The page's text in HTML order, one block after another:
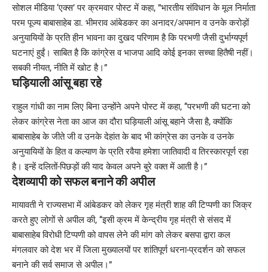
सोशल मीडिया ‘एक्स’ पर क्रमवार पोस्ट में कहा, ”भारतीय संविधान के मूल निर्माता
परम पूज्य बाबासाहेब डा. भीमराव आंबेडकर का अनादर/अपमान व उनके करोड़ों
अनुयायियों के प्रति हीन भावना का दुखद परिणाम है कि परभणी जैसी दुर्भाग्यपूर्ण
घटनाएं हुईं। साबित है कि कांग्रेस व भाजपा आदि कोई इनका सच्चा हितैषी नहीं।
सबकी नीयत, नीति में खोट है।”
घड़ियाली आंसू बहा रहे
राहुल गांधी का नाम लिए बिना उन्होंने अपने पोस्ट में कहा, ‘‘परभणी की घटना को
लेकर कांग्रेस नेता का आज का दौरा घड़ियाली आंसू बहाने जैसा है, क्योंकि
बाबासाहेब के जीते जी व उनके देहांत के बाद भी कांग्रेस का उनके व उनके
अनुयायियों के हित व कल्याण के प्रति रवैया हमेशा जातिवादी व तिरस्कारपूर्ण रहा
है। इन्हें दलितों-पिछड़ों की याद केवल अपने बुरे वक्त में आती है।”
देशव्यापी को सफल बनाने की अपील
मायावती ने राज्यसभा में आंबेडकर को लेकर गृह मंत्री शाह की टिप्पणी का जिक्र
करते हुए लोगों से अपील की, ‘‘इसी क्रम में केन्द्रीय गृह मंत्री से संसद में
बाबासाहेब विरोधी टिप्पणी को वापस लेने की मांग को लेकर बसपा द्वारा कल
मंगलवार को देश भर में जिला मुख्यालयों पर शांतिपूर्ण धरना-प्रदर्शन को सफल
बनाने की सर्व समाज से अपील।”